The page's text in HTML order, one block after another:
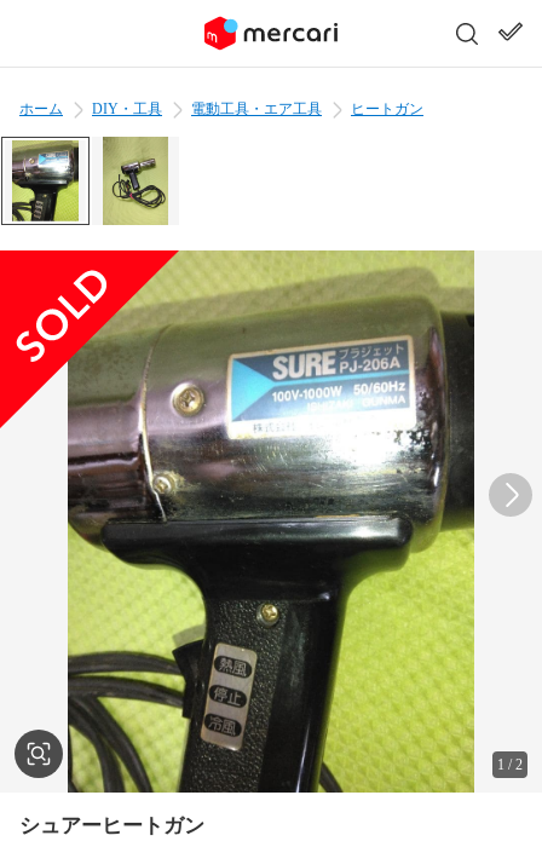
ホーム DIY・工具 電動工具・エア工具 ヒートガン
1 /2
シュアーヒートガン